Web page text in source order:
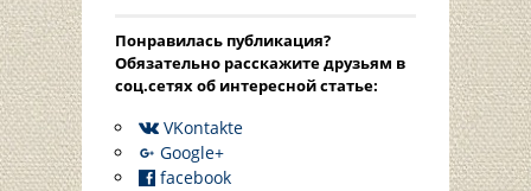
Понравилась публикация?
Oбязательно расскажите друзьям в
соц.сетях об интересной статье:
VKontakte
Google+
facebook